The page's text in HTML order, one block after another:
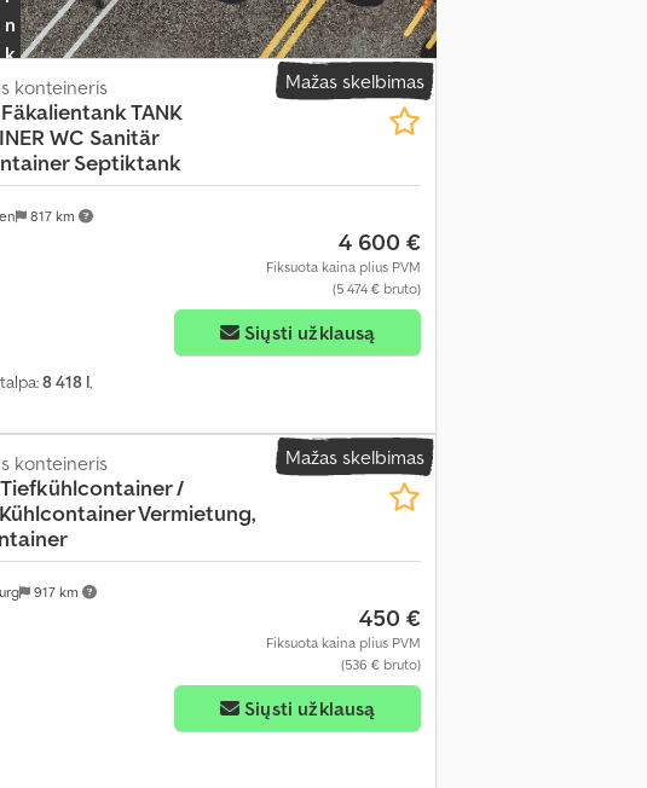
n
k
i
t
e
p
e
n
k
o
p
a
e
Mažas skelbimas
817 km
konteineris
TANK
WC Sanitär
Septiktank
4 600 €
Fiksuota kaina plius PVM
(5 474 € bruto)
Siųsti užklausą
8 418 l,
Mažas skelbimas
917 km
konteineris
/
Kühlcontainer Vermietung,
450 €
Fiksuota kaina plius PVM
(536 € bruto)
Siųsti užklausą